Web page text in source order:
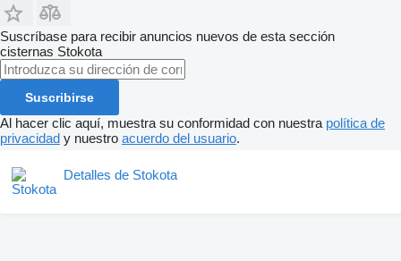
Suscríbase para recibir anuncios nuevos de esta sección
cisternas Stokota
Suscribirse
Al hacer clic aquí, muestra su conformidad con nuestra política de
privacidad y nuestro acuerdo del usuario.
Detalles de Stokota